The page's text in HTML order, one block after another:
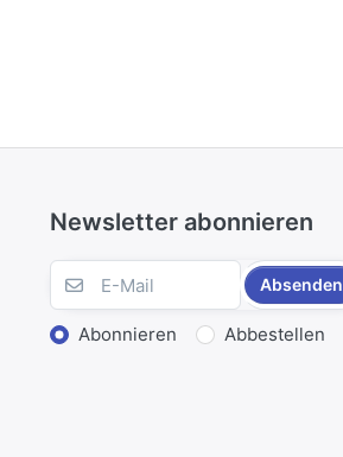
Newsletter abonnieren
Absenden
Abonnieren Abbestellen